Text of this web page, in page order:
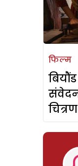
फिल्म
चित्रण